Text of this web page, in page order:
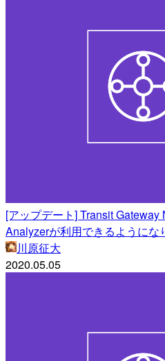
[アップデート] Transit
Analyzerが利用できるようにな
川原征大
2020.05.05